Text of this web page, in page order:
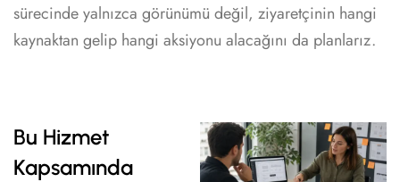
sürecinde yalnızca görünümü değil, ziyaretçinin hangi
kaynaktan gelip hangi aksiyonu alacağını da planlarız.
Bu Hizmet
Kapsamında